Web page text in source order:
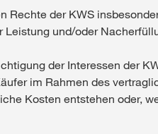
Rechte der KWS
und/oder
der Interessen der
im Rahmen des
Kosten entstehen oder,